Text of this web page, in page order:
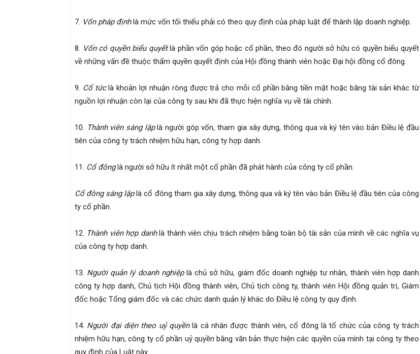
7. Vốn pháp địnhlà mức vốn tối thiểu phải có theo quy định của pháp luật để thành lập doanh nghiệp.
8. Vốn có quyền biểu quyếtlà phần vốn góp hoặc cổ phần, theo đó người sở hữu có quyền biểu quyết
về những vấn đề thuộc thẩm quyền quyết định của Hội đồng thành viên hoặc Đại hội đồng cổ đông.
9. Cổ tứclà khoản lợi nhuận ròng được trả cho mỗi cổ phần bằng tiền mặt hoặc bằng tài sản khác từ
nguồn lợi nhuận còn lại của công ty sau khi đã thực hiện nghĩa vụ về tài chính.
10. Thành viên sáng lậplà người góp vốn, tham gia xây dựng, thông qua và ký tên vào bản Điều lệ đầu
tiên của công ty trách nhiệm hữu hạn, công ty hợp danh.
11. Cổ đônglà người sở hữu ít nhất một cổ phần đã phát hành của công ty cổ phần.
Cổ đông sáng lậplà cổ đông tham gia xây dựng, thông qua và ký tên vào bản Điều lệ đầu tiên của công
ty cổ phần.
12. Thành viên hợp danhlà thành viên chịu trách nhiệm bằng toàn bộ tài sản của mình về các nghĩa vụ
của công ty hợp danh.
13. Người quản lý doanh nghiệplà chủ sở hữu, giám đốc doanh nghiệp tư nhân, thành viên hợp danh
công ty hợp danh, Chủ tịch Hội đồng thành viên, Chủ tịch công ty, thành viên Hội đồng quản trị, Giám
đốc hoặc Tổng giám đốc và các chức danh quản lý khác do Điều lệ công ty quy định.
14. Người đại diện theo uỷ quyềnlà cá nhân được thành viên, cổ đông là tổ chức của công ty trách
nhiệm hữu hạn, công ty cổ phần uỷ quyền bằng văn bản thực hiện các quyền của mình tại công ty theo
quy định của Luật này.